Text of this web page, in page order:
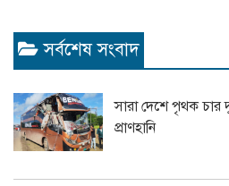
সর্বশেষ সংবাদ
সারা দেশে পৃথক চার
প্রাণহানি